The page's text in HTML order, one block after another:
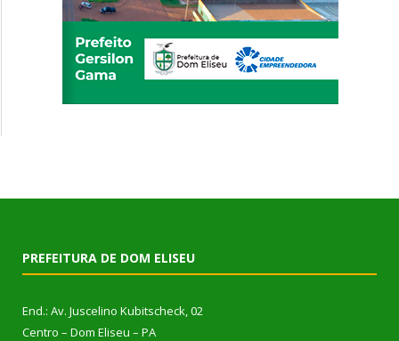
PREFEITURA DE DOM ELISEU
End.: Av. Juscelino Kubitscheck, 02
Centro – Dom Eliseu – PA